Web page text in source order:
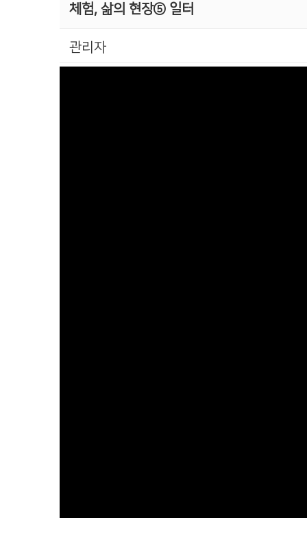
체험, 삶의 현장⑤ 일터
관리자